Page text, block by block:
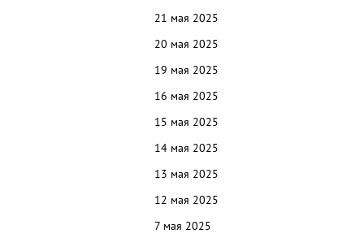
21 мая 2025
20 мая 2025
19 мая 2025
16 мая 2025
15 мая 2025
14 мая 2025
13 мая 2025
12 мая 2025
7 мая 2025